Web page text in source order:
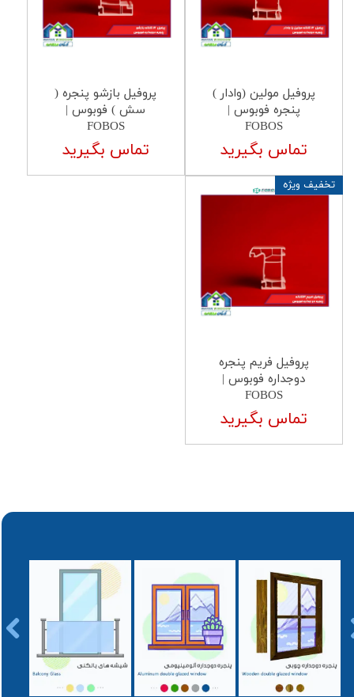
پروفیل مولین (وادار )
پنجره فوبوس |
FOBOS
تماس بگیرید
پروفیل بازشو پنجره (
سش ) فوبوس |
FOBOS
تماس بگیرید
پروفیل فریم پنجره
دوجداره فوبوس |
FOBOS
تماس بگیرید
تخفیف ویژه